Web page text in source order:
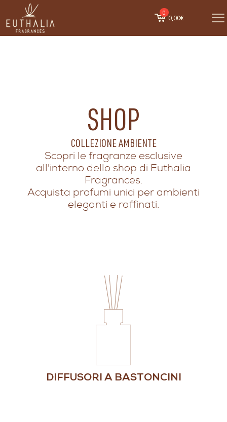
0
0,00€
SHOP
COLLEZIONE AMBIENTE
Scopri le fragranze esclusive
all'interno dello shop di Euthalia
Fragrances.
Acquista profumi unici per ambienti
eleganti e raffinati.
DIFFUSORI A BASTONCINI